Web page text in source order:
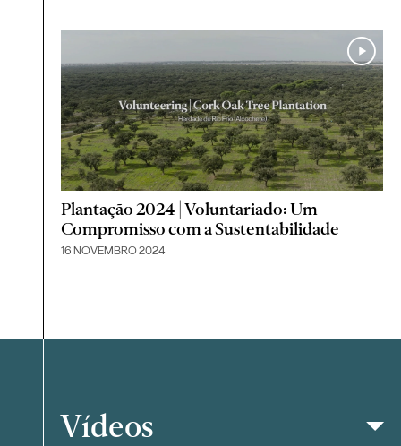
Plantação 2024 | Voluntariado: Um
Compromisso com a Sustentabilidade
16 NOVEMBRO 2024
Filtrar
Vídeos